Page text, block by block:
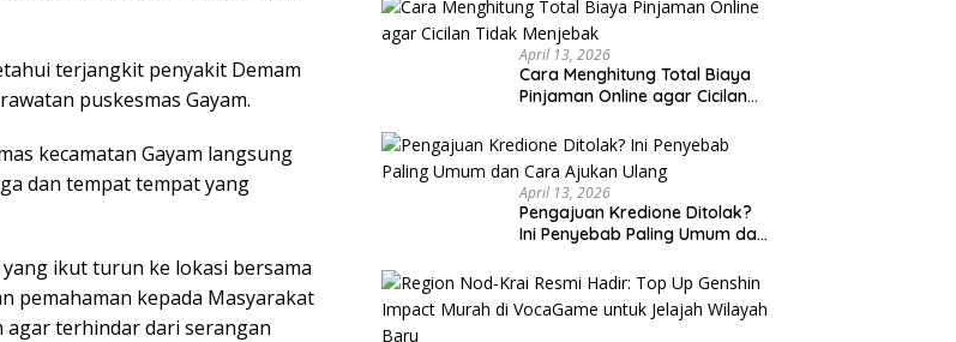
terjangkit penyakit Demam
puskesmas Gayam.
kecamatan Gayam langsung
dan tempat tempat yang
yang ikut turun ke lokasi bersama
pemahaman kepada Masyarakat
terhindar dari serangan
April 13, 2026
Cara Menghitung Total Biaya
Pinjaman Online agar Cicilan
April 13, 2026
Pengajuan Kredione Ditolak?
Ini Penyebab Paling Umum dan